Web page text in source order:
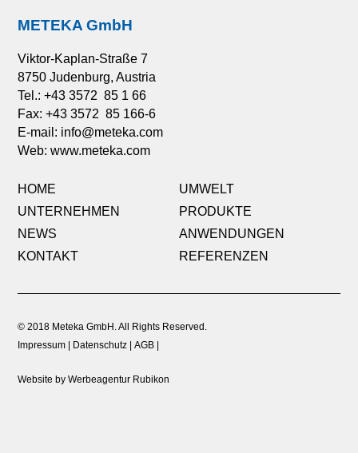
METEKA GmbH
Viktor-Kaplan-Straße 7
8750 Judenburg, Austria
Tel.: +43 3572 85 1 66
Fax: +43 3572 85 166-6
E-mail: info@meteka.com
Web: www.meteka.com
UMWELT
HOME
PRODUKTE
UNTERNEHMEN
ANWENDUNGEN
NEWS
REFERENZEN
KONTAKT
© 2018 Meteka GmbH. All Rights Reserved.
Impressum
Datenschutz AGB
Website by Werbeagentur Rubikon